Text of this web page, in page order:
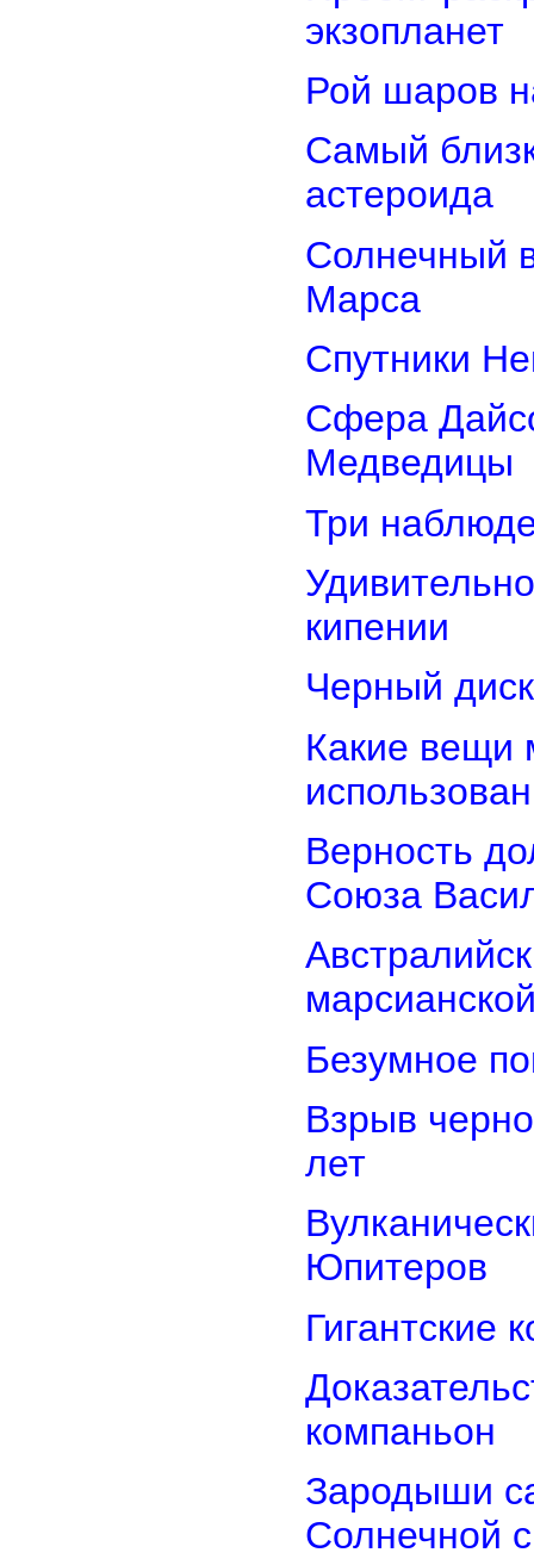
экзопланет
Рой шаров
Самый
астероида
Солнечный
Марса
Спутники
Сфера
Медведицы
Три
кипении
Черный
Какие вещи
Верность
Союза
Безумное
Взрыв
лет
Юпитеров
Гигантские
компаньон
Зародыши
Солнечной